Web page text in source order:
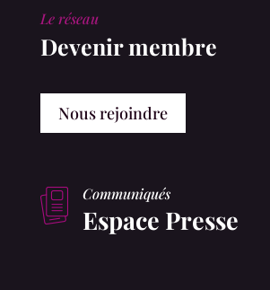
Le réseau
Devenir membre
Nous rejoindre
Communiqués
Espace Presse